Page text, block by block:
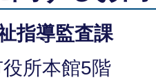
指導監査課
所本館5階